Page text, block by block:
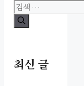
최신 글